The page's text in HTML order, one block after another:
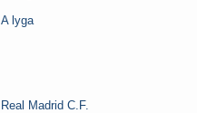
A lyga
Real Madrid C.F.